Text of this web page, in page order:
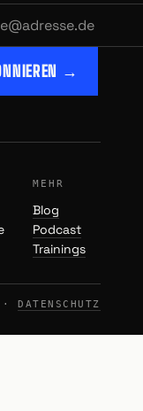
→
MEHR
Blog
Podcast
Trainings
· DATENSCHUTZ